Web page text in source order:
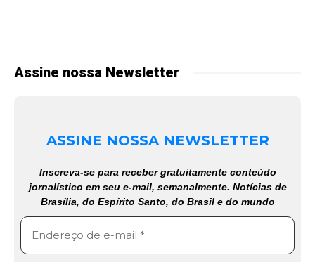
Assine nossa Newsletter
ASSINE NOSSA NEWSLETTER
Inscreva-se para receber gratuitamente conteúdo
jornalístico em seu e-mail, semanalmente. Notícias de
Brasília, do Espírito Santo, do Brasil e do mundo